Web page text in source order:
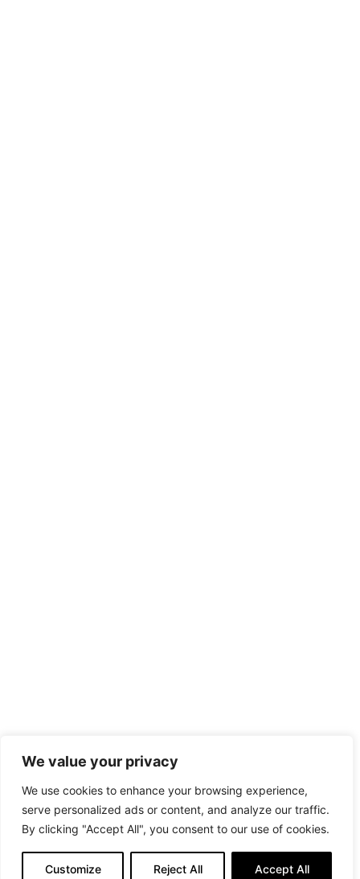
We value your privacy
We use cookies to enhance your browsing experience,
serve personalized ads or content, and analyze our traffic.
By clicking "Accept All", you consent to our use of cookies.
Customize Reject All Accept All